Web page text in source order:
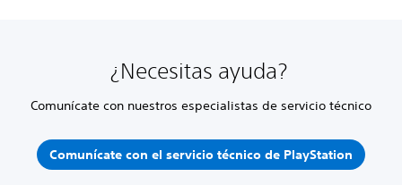
¿Necesitas ayuda?
Comunícate con nuestros especialistas de servicio técnico
Comunícate con el servicio técnico de PlayStation